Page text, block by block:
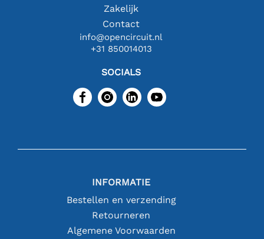
Zakelijk
Contact
info@opencircuit.nl
+31 850014013
SOCIALS
INFORMATIE
Bestellen en verzending
Retourneren
Algemene Voorwaarden